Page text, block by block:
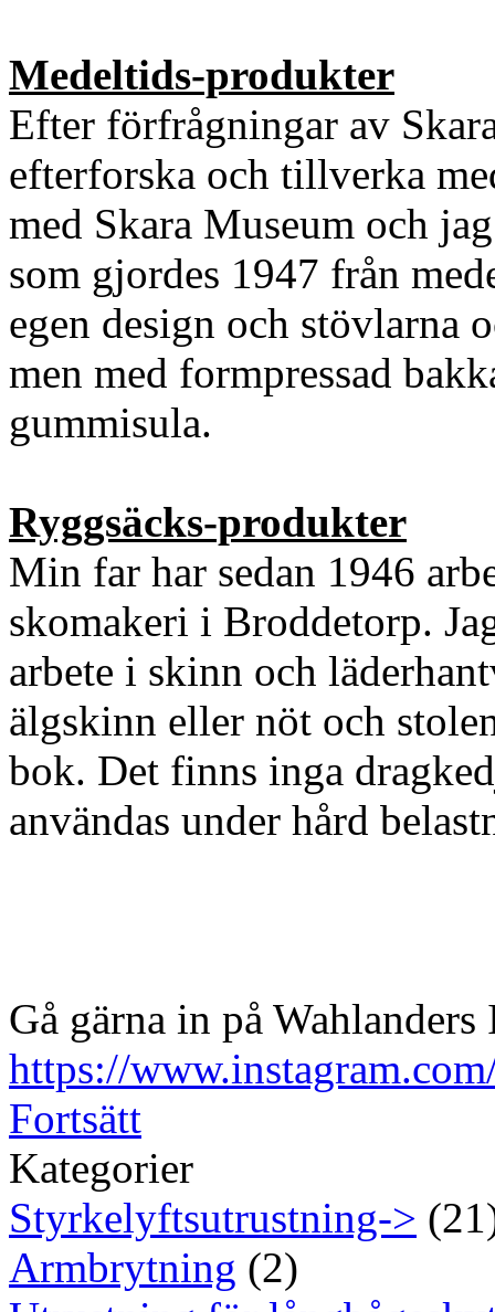
Medeltids-produkter
Efter förfrågningar av
efterforska och tillverka
med Skara Museum och
som gjordes 1947 från
egen design och stövlarna
men med formpressad
gummisula.
Ryggsäcks-produkter
Min far har sedan 1946
skomakeri i Broddetorp.
arbete i skinn och
älgskinn eller nöt och
bok. Det finns inga
användas under hård
Gå gärna in på
https://
Fortsätt
Kategorier
Styrkelyftsutrustning->
Armbrytning (2)